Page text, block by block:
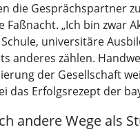
die Gesprächspartner
Faßnacht. „Ich bin zwar
universitäre
anderes zählen.
der Gesellschaft
das Erfolgsrezept der
andere Wege als